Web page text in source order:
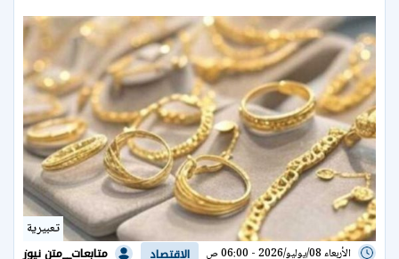
تعبيرية
الأربعاء 08/يوليو/2026 - 06:00 ص الاقتصاد متابعات__متن نيوز